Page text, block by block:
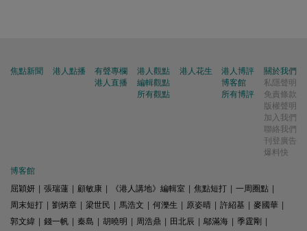
焦點新聞 港人點播
有聲專欄
港人直播
港人觀點
編輯觀點
所有觀點
港人花生
港人博評
博客館
所有博評
關於我們
私隱聲明
免責條款
版權聲明
加入我們
聯絡我們
刊登廣告
爆料快
博客館
屈穎妍 | 張瑞蓮 | 顧敏康 | 《港人講地》編輯室 | 焦點短打 | 一周圈點 |
周末短打 | 劉炳章 | 梁世民 | 馬浩文 | 何濼生 | 原姿晴 | 許紹基 | 麥國華 |
郭文緯 | 錢一帆 | 秦島 | 胡曉明 | 周浩鼎 | 田北辰 | 鄔滿海 | 季霆剛 |